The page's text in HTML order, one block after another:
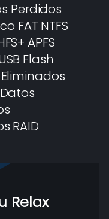
Perdidos
FAT NTFS
APFS
Flash
RAID
Relax